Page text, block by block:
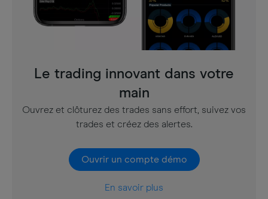
Le trading innovant dans votre
main
Ouvrez et clôturez des trades sans effort, suivez vos
trades et créez des alertes.
Ouvrir un compte démo
En savoir plus